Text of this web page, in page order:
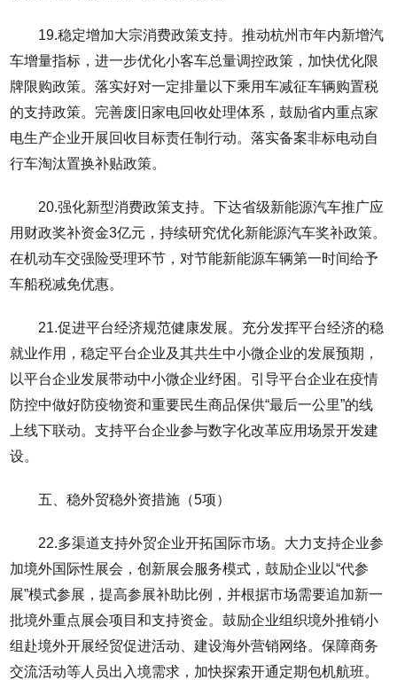
19.稳定增加大宗消费政策支持。推动杭州市年内新增汽
车增量指标，进一步优化小客车总量调控政策，加快优化限
牌限购政策。落实好对一定排量以下乘用车减征车辆购置税
的支持政策。完善废旧家电回收处理体系，鼓励省内重点家
电生产企业开展回收目标责任制行动。落实备案非标电动自
行车淘汰置换补贴政策。
20.强化新型消费政策支持。下达省级新能源汽车推广应
用财政奖补资金3亿元，持续研究优化新能源汽车奖补政策。
在机动车交强险受理环节，对节能新能源车辆第一时间给予
车船税减免优惠。
21.促进平台经济规范健康发展。充分发挥平台经济的稳
就业作用，稳定平台企业及其共生中小微企业的发展预期，
以平台企业发展带动中小微企业纾困。引导平台企业在疫情
防控中做好防疫物资和重要民生商品保供“最后一公里”的线
上线下联动。支持平台企业参与数字化改革应用场景开发建
设。
五、稳外贸稳外资措施（5项）
22.多渠道支持外贸企业开拓国际市场。大力支持企业参
加境外国际性展会，创新展会服务模式，鼓励企业以“代参
展”模式参展，提高参展补助比例，并根据市场需要追加新一
批境外重点展会项目和支持资金。鼓励企业组织境外推销小
组赴境外开展经贸促进活动、建设海外营销网络。保障商务
交流活动等人员出入境需求，加快探索开通定期包机航班。